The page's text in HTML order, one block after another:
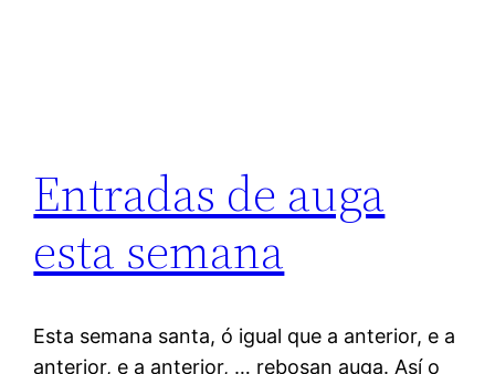
Entradas de auga
esta semana
Esta semana santa, ó igual que a anterior, e a
anterior, e a anterior, … rebosan auga. Así o